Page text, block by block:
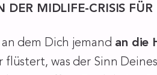
DER MIDLIFE-CRISIS
dem Dich jemand an die
was der Sinn